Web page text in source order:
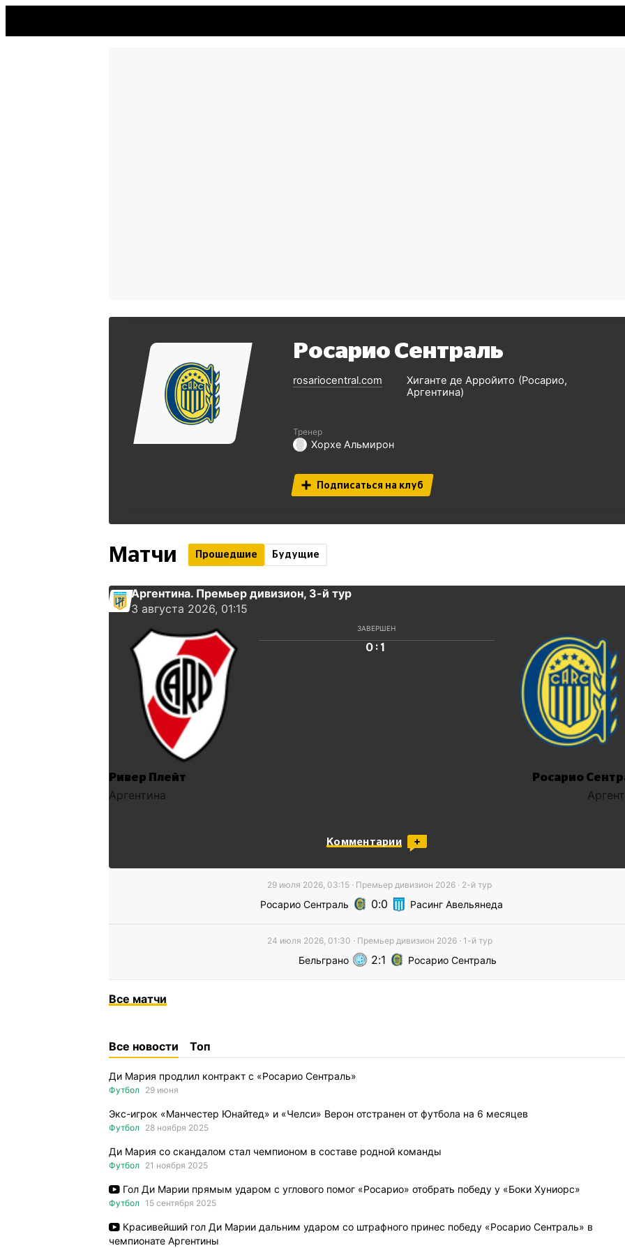
Росарио Сентраль
rosariocentral.com Хиганте де Арройито
Росарио
Аргентина
Тренер
Хорхе Альмирон
Подписаться на клуб
Матчи Прошедшие Будущие
Аргентина. Премьер дивизион, 3-й тур
3 августа 2026, 01:15
ЗАВЕРШЕН
0 : 1
Ривер Плейт
Аргентина
Росарио
Комментарии
29 июля 2026, 03:15 · Премьер дивизион 2026 · 2-й тур
Росарио Сентраль 0 0 Расинг Авельянеда
24 июля 2026, 01:30 · Премьер дивизион 2026· 1-й тур
Бельграно 2 1 Росарио Сентраль
Все матчи
Все новости Топ
Ди Мария продлил контракт с «Росарио Сентраль»
Футбол 29 июня
Экс-игрок «Манчестер Юнайтед» и «Челси» Верон отстранен от футбола на 6 месяцев
Футбол 28 ноября 2025
Ди Мария со скандалом стал чемпионом в составе родной команды
Футбол 21 ноября 2025
Гол Ди Марии прямым ударом с углового помог «Росарио» отобрать победу у «Боки Хуниорс»
Футбол 15 сентября 2025
Красивейший гол Ди Марии дальним ударом со штрафного принес победу «Росарио Сентраль» в
чемпионате Аргентины